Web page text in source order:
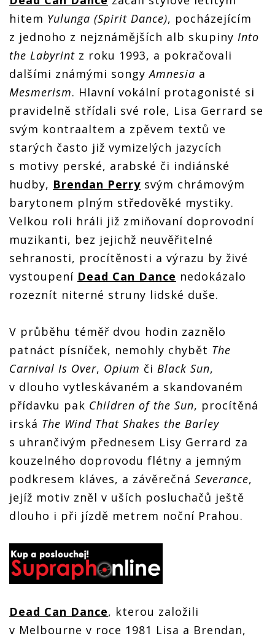
hitem Yulunga (Spirit Dance), pocházejícím
z jednoho z nejznámějších alb skupiny Into
the Labyrint z roku 1993, a pokračovali
dalšími známými songyAmnesia a
Mesmerism. Hlavní vokální protagonisté si
pravidelně střídali své role, Lisa Gerrard se
svým kontraaltem a zpěvem textů ve
starých často již vymizelých jazycích
s motivy perské, arabské či indiánské
hudby, Brendan Perry svým chrámovým
barytonem plným středověké mystiky.
Velkou roli hráli již zmiňovaní doprovodní
muzikanti, bez jejichž neuvěřitelné
sehranosti, procítěnosti a výrazu by živé
vystoupení Dead Can Dance nedokázalo
rozeznít niterné struny lidské duše.
V průběhu téměř dvou hodin zaznělo
patnáct písníček, nemohly chybět The
Carnival Is Over, Opium či Black Sun,
v dlouho vytleskávaném a skandovaném
přídavku pak Children of the Sun, procítěná
irská The Wind That Shakes the Barley
s uhrančivým přednesem Lisy Gerrard za
kouzelného doprovodu flétny a jemným
podkresem kláves, a závěrečná Severance,
jejíž motiv zněl v uších posluchačů ještě
dlouho i při jízdě metrem noční Prahou.
Dead Can Dance, kterou založili
v Melbourne v roce 1981 Lisa a Brendan,